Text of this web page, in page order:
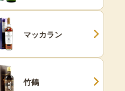
マッカラン
竹鶴